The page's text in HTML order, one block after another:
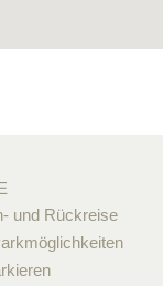
und Rückreise